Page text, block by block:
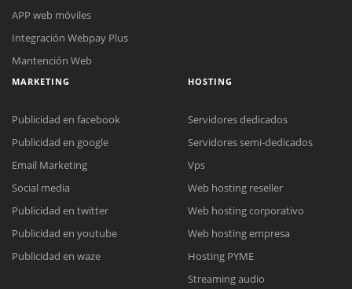
Reunión online
Meet para la reunión online.
Cotización
Chat Online
Todos nuestros ejecutivos están fuera de línea. Complete el formulario
APP web móviles
Integración Webpay Plus
Mantención Web
MARKETING
Publicidad en facebook
Publicidad en google
Email Marketing
Social media
Publicidad en twitter
Publicidad en youtube
Publicidad en waze
HOSTING
Servidores dedicados
Servidores semi-dedicados
Vps
Web hosting reseller
Web hosting corporativo
Web hosting empresa
Hosting PYME
Streaming audio